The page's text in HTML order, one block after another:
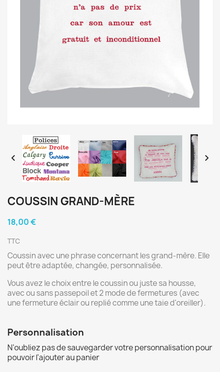
 
COUSSIN GRAND-MÈRE
18,00 €
TTC
Coussin avec une phrase concernant les grand-mère. Elle
peut être adaptée, changée, personnalisée.
Vous avez le choix entre le coussin ou juste sa housse,
avec ou sans passepoil et 2 mode de fermetures (avec
une fermeture éclair ou replié comme une taie d'oreiller).
Personnalisation
N'oubliez pas de sauvegarder votre personnalisation pour
pouvoir l'ajouter au panier